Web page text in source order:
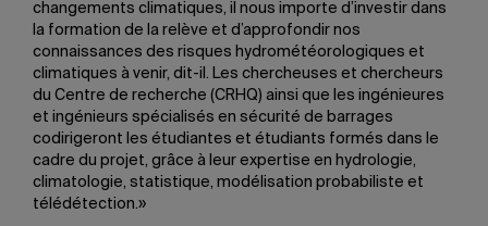
changements climatiques, il nous importe d’investir dans
la formation de la relève et d’approfondir nos
connaissances des risques hydrométéorologiques et
climatiques à venir, dit-il. Les chercheuses et chercheurs
du Centre de recherche (CRHQ) ainsi que les ingénieures
et ingénieurs spécialisés en sécurité de barrages
codirigeront les étudiantes et étudiants formés dans le
cadre du projet, grâce à leur expertise en hydrologie,
climatologie, statistique, modélisation probabiliste et
télédétection.»